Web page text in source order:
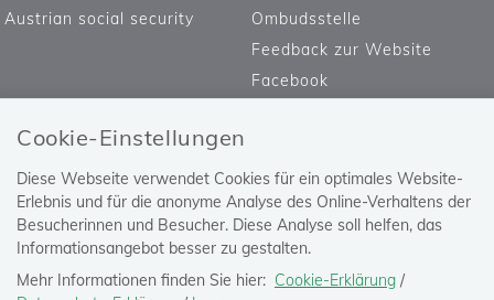
Cookie-Einstellungen
Diese Webseite verwendet Cookies für ein optimales Website-
Erlebnis und für die anonyme Analyse des Online-Verhaltens der
Besucherinnen und Besucher. Diese Analyse soll helfen, das
Informationsangebot besser zu gestalten.
Mehr Informationen finden Sie hier: Cookie-Erklärung /
Austrian social security
Ombudsstelle
Feedback zur Website
Facebook